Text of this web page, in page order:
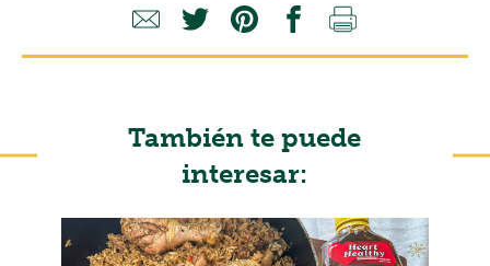
También te puede
interesar: